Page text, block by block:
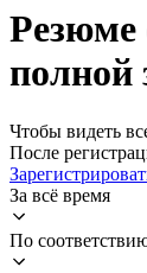
Резюме
полной
Чтобы видеть
После
За всё время
По